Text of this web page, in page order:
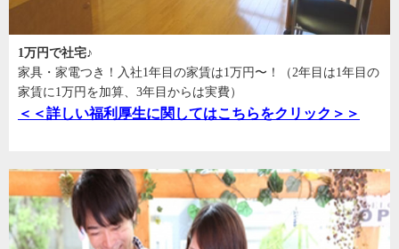
1万円で社宅♪
家具・家電つき！入社1年目の家賃は1万円〜！（2年目は1年目の
家賃に1万円を加算、3年目からは実費）
＜＜詳しい福利厚生に関してはこちらをクリック＞＞